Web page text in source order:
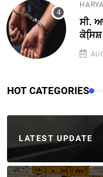
ਸੀ.
ਕੋਸਿ਼ਸ਼
HOT CATEGORIES
LATEST UPDATE